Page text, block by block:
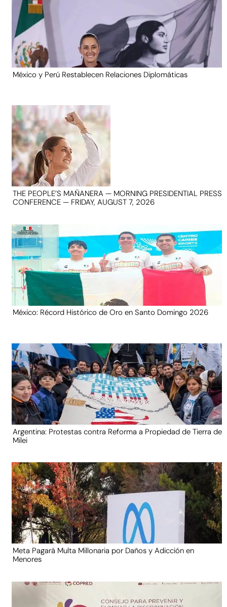
México y Perú Restablecen Relaciones Diplomáticas
THE PEOPLE’S MAÑANERA — MORNING PRESIDENTIAL PRESS
CONFERENCE — FRIDAY, AUGUST 7, 2026
México: Récord Histórico de Oro en Santo Domingo 2026
Argentina: Protestas contra Reforma a Propiedad de Tierra de
Milei
Meta Pagará Multa Millonaria por Daños y Adicción en
Menores